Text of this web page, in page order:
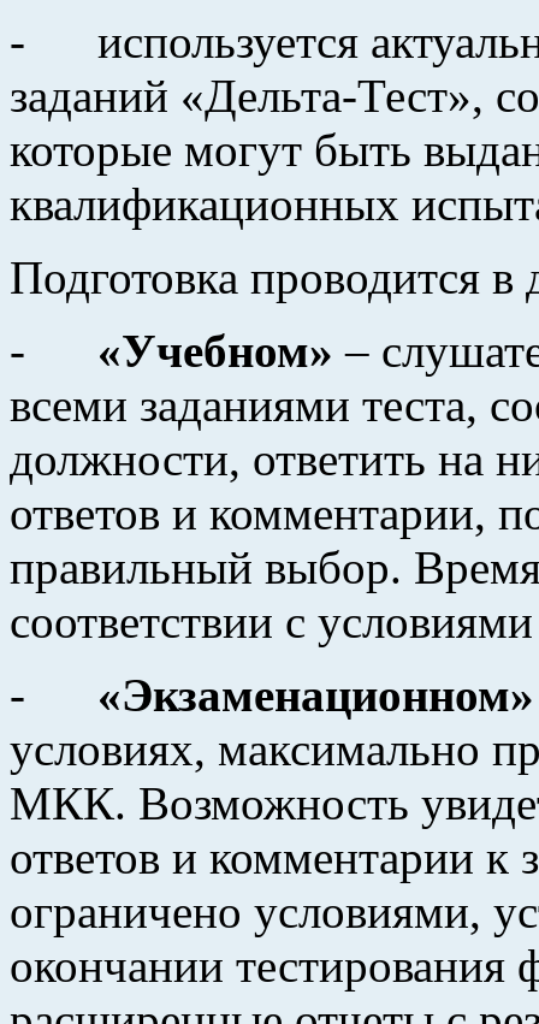
- используется
заданий «Дельта-Тест»,
которые могут быть
квалификационных
Подготовка проводится
- «Учебном» –
всеми заданиями теста,
должности, ответить на
ответов и комментарии,
правильный выбор. Время
соответствии с
- «Экзаменационном»
условиях, максимально
МКК. Возможность
ответов и комментарии к
ограничено условиями,
окончании тестирования